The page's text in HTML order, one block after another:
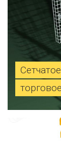
Сетчатое